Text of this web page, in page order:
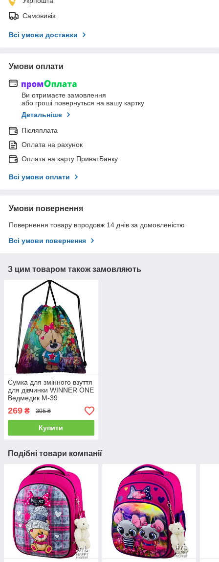
Самовивіз
Всі умови доставки
Умови оплати
Ви отримаєте замовлення
або гроші повернуться на вашу картку
Детальніше
Післяплата
Оплата на рахунок
Оплата на карту ПриватБанку
Всі умови оплати
Умови повернення
Повернення товару впродовж 14 днів за домовленістю
Всі умови повернення
З цим товаром також замовляють
Сумка для змінного взуття
для дівчинки WINNER ONE
Ведмедик М-39
269 ₴ 305 ₴
Купити
Подібні товари компанії